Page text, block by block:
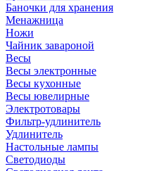
Баночки для хранения
Менажница
Ножи
Чайник завароной
Весы
Весы электронные
Весы кухонные
Весы ювелирные
Электротовары
Фильтр-удлинитель
Удлинитель
Настольные лампы
Светодиоды